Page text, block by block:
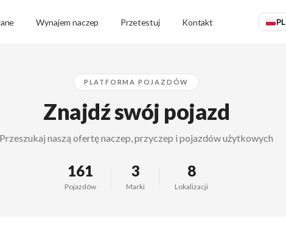
Wynajem naczep Przetestuj Kontakt PL
PLATFORMA POJAZDÓW
Znajdź swój pojazd
Przeszukaj naszą ofertę naczep, przyczep i pojazdów użytkowych
161
Pojazdów
3
Marki
8
Lokalizacji